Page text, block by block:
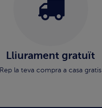
Lliurament gratuït
Rep la teva compra a casa gratis